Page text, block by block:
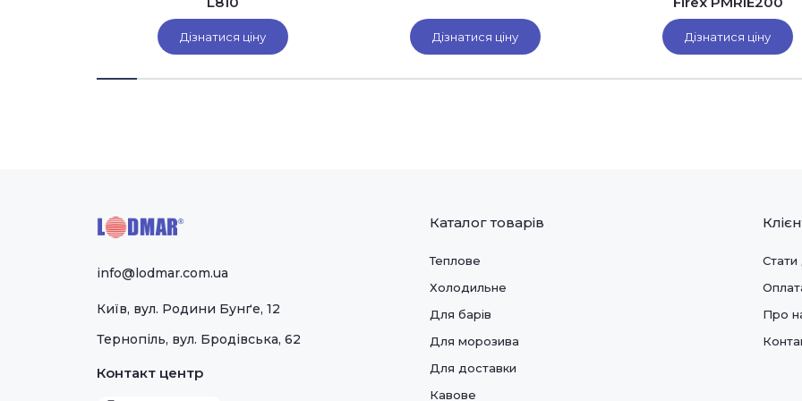
Дізнатися ціну Дізнатися ціну Дізнатися ціну
info@lodmar.com.ua
Київ, вул. Родини Бунґе, 12
Тернопіль, вул. Бродівська, 62
Контакт центр
Каталог товарів
Теплове
Холодильне
Для барів
Для морозива
Для доставки
Кавове
Про